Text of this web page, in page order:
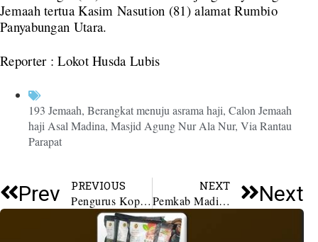
Jemaah tertua Kasim Nasution (81) alamat Rumbio
Panyabungan Utara.
Reporter : Lokot Husda Lubis
193 Jemaah, Berangkat menuju asrama haji, Calon Jemaah
haji Asal Madina, Masjid Agung Nur Ala Nur, Via Rantau
Parapat
Prev PREVIOUS
Pengurus Koperasi Merah Putih Terbentuk di Manambin
NEXT
Pemkab Madina dan Kodim 0212 Teken Kontrak Kerja Sama Konstruksi Optimalisasi Lahan Next